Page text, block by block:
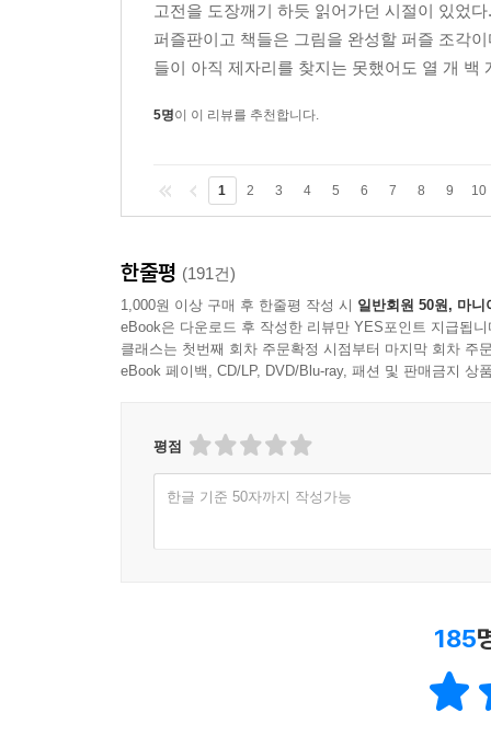
고전을 도장깨기 하듯 읽어가던 시절이 있었
퍼즐판이고 책들은 그림을 완성할 퍼즐 조각
들이 아직 제자리를 찾지는 못했어도 열 개
5명이 이 리뷰를 추천합니다.
1 2 3 4 5 6 7 8 9 10
한줄평 (191건)
1,000원 이상 구매 후 한줄평 작성 시 일반회원 50원, 마니
eBook은 다운로드 후 작성한 리뷰만 YES포인트 지급됩니
클래스는 첫번째 회차 주문확정 시점부터 마지막 회차 주
eBook 페이백, CD/LP, DVD/Blu-ray, 패션 및 판매금지 상
평점
한글 기준 50자까지 작성가능
185